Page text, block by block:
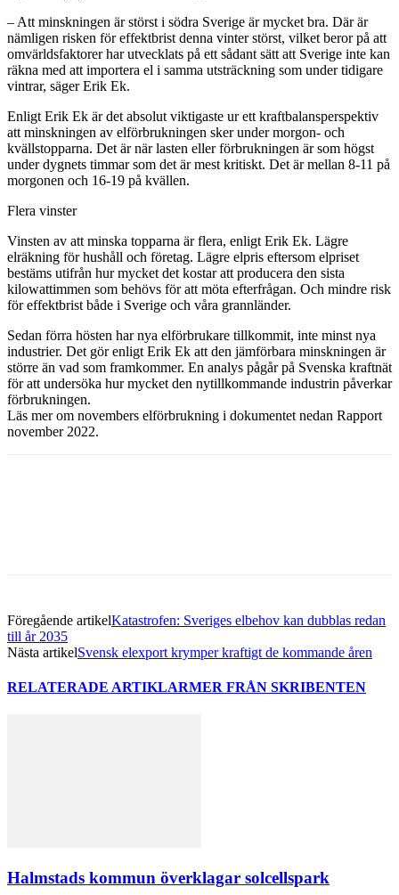
– Att minskningen är störst i södra Sverige är mycket bra. Där är
nämligen risken för effektbrist denna vinter störst, vilket beror på att
omvärldsfaktorer har utvecklats på ett sådant sätt att Sverige inte kan
räkna med att importera el i samma utsträckning som under tidigare
vintrar, säger Erik Ek.
Enligt Erik Ek är det absolut viktigaste ur ett kraftbalansperspektiv
att minskningen av elförbrukningen sker under morgon- och
kvällstopparna. Det är när lasten eller förbrukningen är som högst
under dygnets timmar som det är mest kritiskt. Det är mellan 8-11 på
morgonen och 16-19 på kvällen.
Flera vinster
Vinsten av att minska topparna är flera, enligt Erik Ek. Lägre
elräkning för hushåll och företag. Lägre elpris eftersom elpriset
bestäms utifrån hur mycket det kostar att producera den sista
kilowattimmen som behövs för att möta efterfrågan. Och mindre risk
för effektbrist både i Sverige och våra grannländer.
Sedan förra hösten har nya elförbrukare tillkommit, inte minst nya
industrier. Det gör enligt Erik Ek att den jämförbara minskningen är
större än vad som framkommer. En analys pågår på Svenska kraftnät
för att undersöka hur mycket den nytillkommande industrin påverkar
förbrukningen.
Läs mer om novembers elförbrukning i dokumentet nedan Rapport
november 2022.
Föregående artikelKatastrofen: Sveriges elbehov kan dubblas redan
till år 2035
Nästa artikelSvensk elexport krymper kraftigt de kommande åren
RELATERADE ARTIKLARMER FRÅN SKRIBENTEN
Halmstads kommun överklagar solcellspark